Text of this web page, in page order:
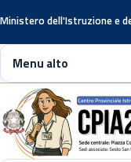
Ministero dell'Istruzione e
Menu alto